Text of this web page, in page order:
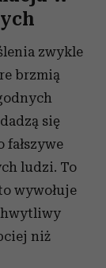
zwykle
brzmią
się
fałszywe
ludzi. To
wywołuje
niż